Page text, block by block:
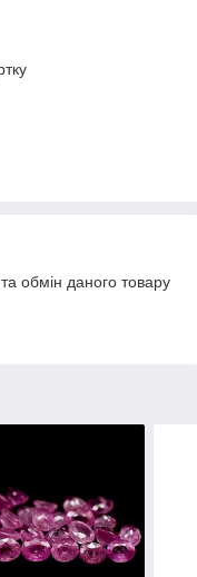
обмін даного товару